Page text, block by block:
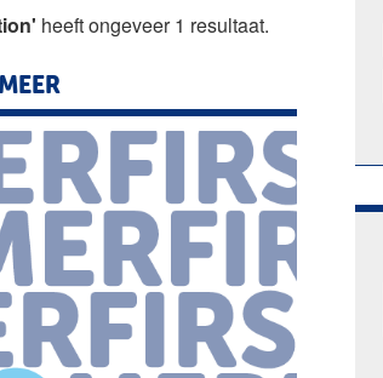
heeft ongeveer 1 resultaat.